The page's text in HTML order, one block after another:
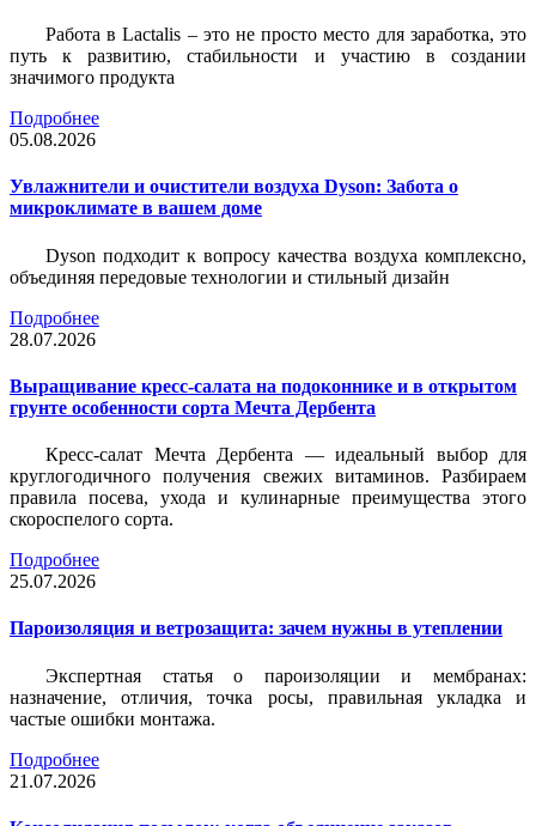
Работа в Lactalis – это не просто место для заработка, это
путь к развитию, стабильности и участию в создании
значимого продукта
Подробнее
05.08.2026
Увлажнители и очистители воздуха Dyson: Забота о
микроклимате в вашем доме
Dyson подходит к вопросу качества воздуха комплексно,
объединяя передовые технологии и стильный дизайн
Подробнее
28.07.2026
Выращивание кресс-салата на подоконнике и в открытом
грунте особенности сорта Мечта Дербента
Кресс-салат Мечта Дербента — идеальный выбор для
круглогодичного получения свежих витаминов. Разбираем
правила посева, ухода и кулинарные преимущества этого
скороспелого сорта.
Подробнее
25.07.2026
Пароизоляция и ветрозащита: зачем нужны в утеплении
Экспертная статья о пароизоляции и мембранах:
назначение, отличия, точка росы, правильная укладка и
частые ошибки монтажа.
Подробнее
21.07.2026